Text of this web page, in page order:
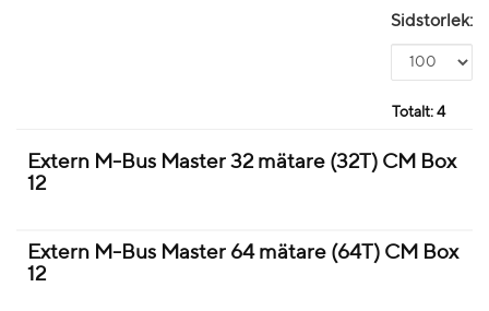
Sidstorlek:
Totalt: 4
Extern M-Bus Master 32 mätare (32T) CM Box
12
Extern M-Bus Master 64 mätare (64T) CM Box
12